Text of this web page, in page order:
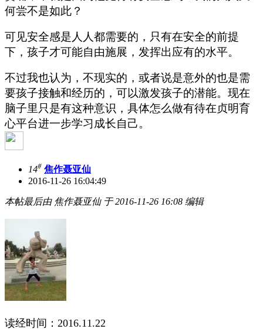
何尝不是如此？
可见安全感是人人都需要的，只有在安全的前提
下，孩子才可能自由施展，发挥出应有的水平。
不过我也认为，不现实的，或者说是意外的也是需
要孩子接触和经历的，可以激发孩子的潜能。现在
脑子里只是有这种意识，具体怎么做有待在贞明育
心平台进一步学习成长自己。
14# 焦作聂亚仙
2016-11-26 16:04:49
本帖最后由 焦作聂亚仙 于 2016-11-26 16:08 编辑
读经时间：2016.11.22